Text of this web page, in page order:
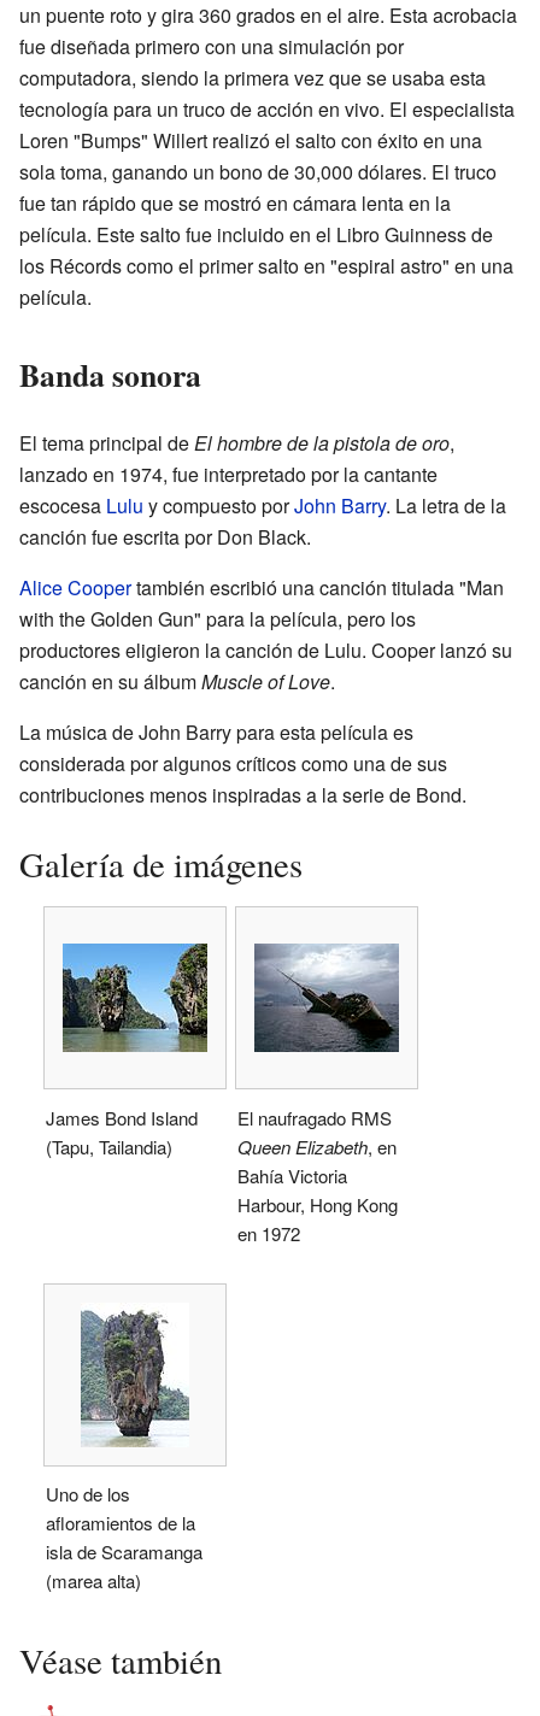
un puente roto y gira 360 grados en el aire. Esta acrobacia
fue diseñada primero con una simulación por
computadora, siendo la primera vez que se usaba esta
tecnología para un truco de acción en vivo. El especialista
Loren "Bumps" Willert realizó el salto con éxito en una
sola toma, ganando un bono de 30,000 dólares. El truco
fue tan rápido que se mostró en cámara lenta en la
película. Este salto fue incluido en el Libro Guinness de
los Récords como el primer salto en "espiral astro" en una
película.
Banda sonora
El tema principal deEl hombre de la pistola de oro,
lanzado en 1974, fue interpretado por la cantante
escocesa Lulu y compuesto porJohn Barry. La letra de la
canción fue escrita por Don Black.
Alice Coopertambién escribió una canción titulada "Man
with the Golden Gun" para la película, pero los
productores eligieron la canción de Lulu. Cooper lanzó su
canción en su álbumMuscle of Love.
La música de John Barry para esta película es
considerada por algunos críticos como una de sus
contribuciones menos inspiradas a la serie de Bond.
Galería de imágenes
James Bond Island
(Tapu, Tailandia)
El naufragado RMS
Queen Elizabeth, en
Bahía Victoria
Harbour, Hong Kong
en 1972
Uno de los
afloramientos de la
isla de Scaramanga
(marea alta)
Véase también